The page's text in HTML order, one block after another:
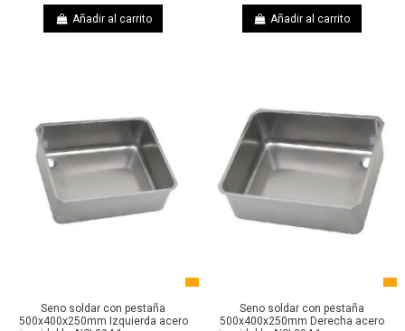
Añadir al carrito Añadir al carrito
Seno soldar con pestaña
500x400x250mm Izquierda acero
Seno soldar con pestaña
500x400x250mm Derecha acero